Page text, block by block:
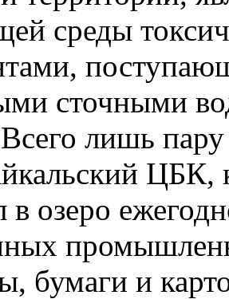
среды
сточными
лишь пару
ЦБК,
в озеро
бумаги и